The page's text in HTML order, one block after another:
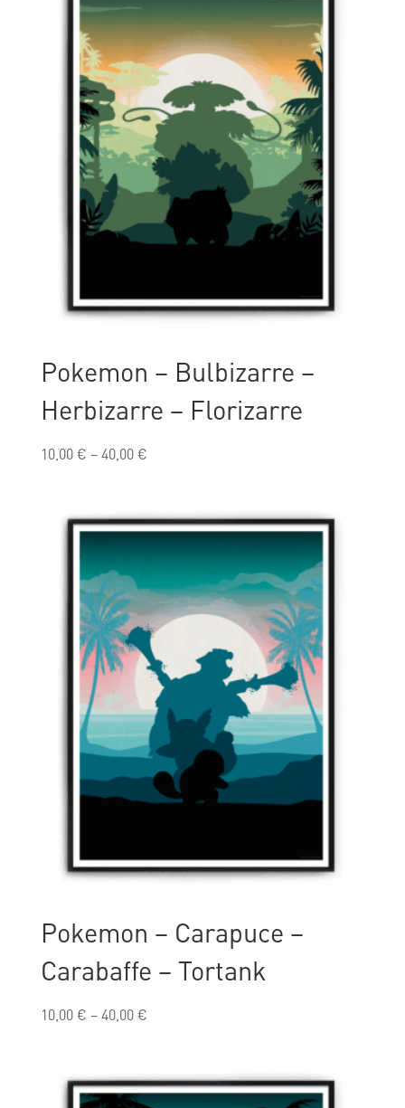
Pokemon – Bulbizarre –
Herbizarre – Florizarre
10,00€ –40,00€
Pokemon – Carapuce –
Carabaffe – Tortank
10,00€ –40,00€